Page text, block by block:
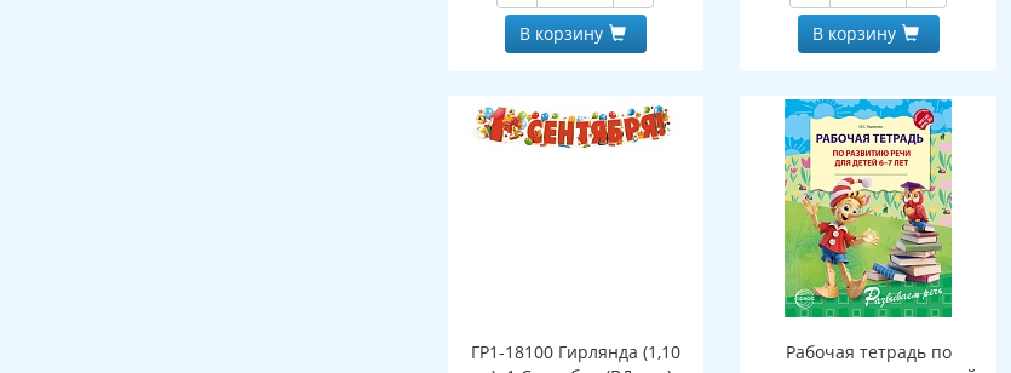
В корзину
В корзину
ГР1-18100 Гирлянда (1,10
Рабочая тетрадь по